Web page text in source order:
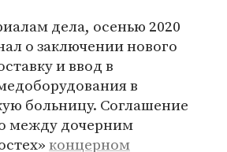
дела, осенью 2020
о заключении нового
и ввод в
в
больницу. Соглашение
между дочерним
концерном